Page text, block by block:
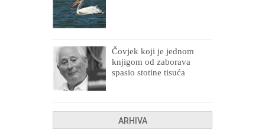
Čovjek koji je jednom
knjigom od zaborava
spasio stotine tisuća
ARHIVA